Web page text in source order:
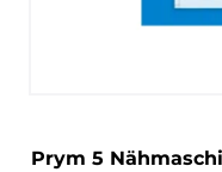
Prym 5